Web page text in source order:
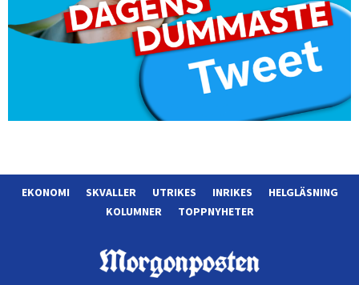
EKONOMI SKVALLER UTRIKES INRIKES
HELGLÄSNING
KOLUMNER
TOPPNYHETER